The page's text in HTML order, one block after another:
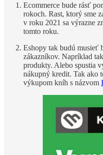
Ecommerce bude rásť
rokoch. Rast, ktorý sme
v roku 2021 sa výrazne
tomto roku.
Eshopy tak budú musieť
zákazníkov. Napríklad
produkty. Alebo spustia
nákupný kredit. Tak ako
výkupom kníh s názvom